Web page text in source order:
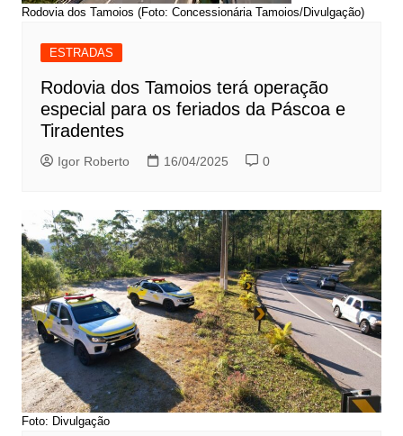
Rodovia dos Tamoios (Foto: Concessionária Tamoios/Divulgação)
ESTRADAS
Rodovia dos Tamoios terá operação
especial para os feriados da Páscoa e
Tiradentes
Igor Roberto 16/04/2025 0
Foto: Divulgação